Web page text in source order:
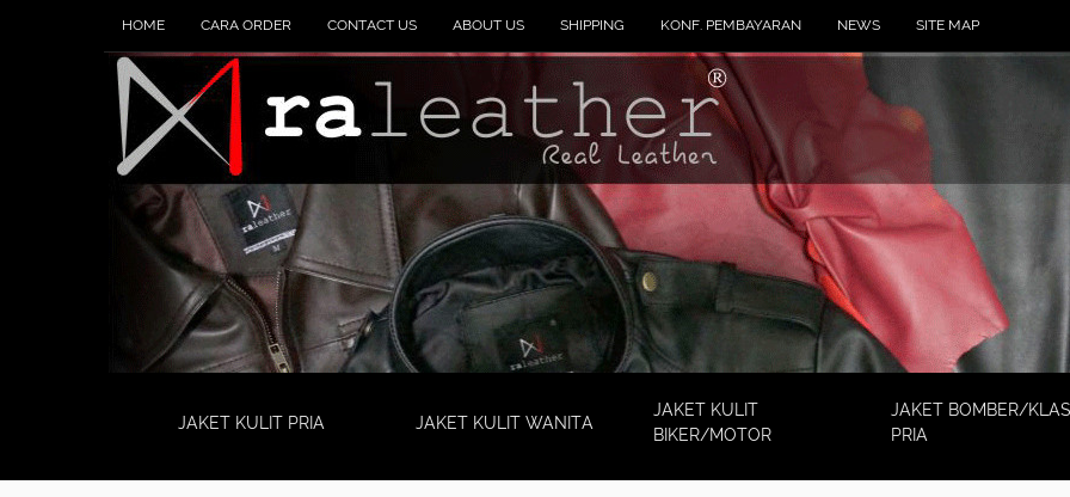
HOME CARA ORDER CONTACT US ABOUT US SHIPPING KONF. PEMBAYARAN NEWS SITE MAP
JAKET KULIT PRIA JAKET KULIT WANITA
JAKET KULIT
BIKER/MOTOR
JAKET BOMBER/
PRIA